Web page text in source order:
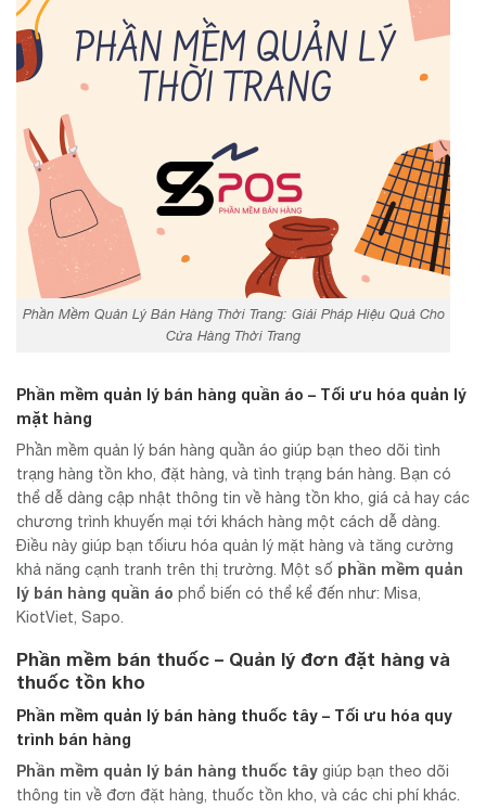
Phần Mềm Quản Lý Bán Hàng Thời Trang: Giải Pháp Hiệu Quả Cho
Cửa Hàng Thời Trang
Phần mềm quản lý bán hàng quần áo – Tối ưu hóa quản lý
mặt hàng
Phần mềm quản lý bán hàng quần áo giúp bạn theo dõi tình
trạng hàng tồn kho, đặt hàng, và tình trạng bán hàng. Bạn có
thể dễ dàng cập nhật thông tin về hàng tồn kho, giá cả hay các
chương trình khuyến mại tới khách hàng một cách dễ dàng.
Điều này giúp bạn tốiưu hóa quản lý mặt hàng và tăng cường
khả năng cạnh tranh trên thị trường. Một số phần mềm quản
lý bán hàng quần áo phổ biến có thể kể đến như: Misa,
KiotViet, Sapo.
Phần mềm bán thuốc – Quản lý đơn đặt hàng và
thuốc tồn kho
Phần mềm quản lý bán hàng thuốc tây – Tối ưu hóa quy
trình bán hàng
Phần mềm quản lý bán hàng thuốc tây giúp bạn theo dõi
thông tin về đơn đặt hàng, thuốc tồn kho, và các chi phí khác.